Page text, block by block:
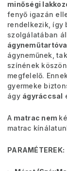
minőségi
fenyő igazán
rendelkezik, így
szolgálatában
ágyneműnek,
színének
megfelelő.
gyermeke
ágy ágyráccsal
A matrac nem
matrac
PARAMÉTEREK: